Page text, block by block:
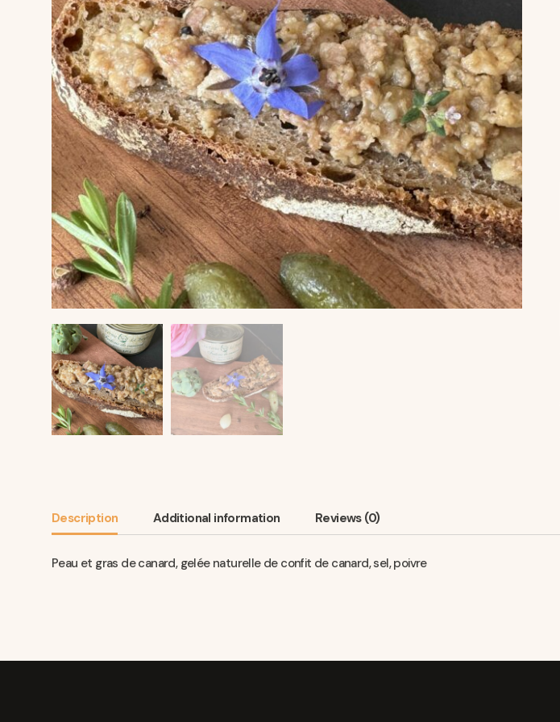
Description Additional information Reviews (0)
Peau et gras de canard, gelée naturelle de confit de canard, sel, poivre